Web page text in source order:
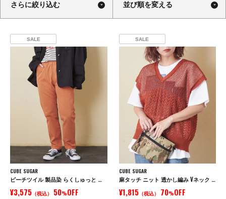
さらに絞り込む 並び順を変える
SALE
CUBE SUGAR
ピーチツイル 製品染 らくしゅっと パンツ
¥3,575 （税込） 50%OFF
SALE
CUBE SUGAR
麻タッチ ニット 透かし編み Vネック ベスト
¥1,815（税込） 70%OFF